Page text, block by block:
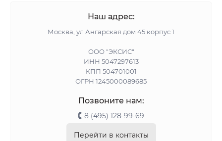
Наш адрес:
Москва, ул Ангарская дом 45 корпус 1
ООО "ЭКСИС"
ИНН 5047297613
КПП 504701001
ОГРН 1245000089685
Позвоните нам:
8 (495) 128-99-69
Перейти в контакты